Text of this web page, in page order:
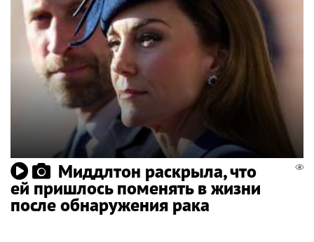
Миддлтон раскрыла, что
ей пришлось поменять в жизни
после обнаружения рака